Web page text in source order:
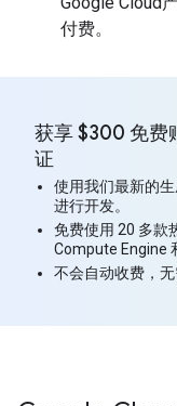
付费。
获享 $300 免费
证
使用我们最新的
进行开发。
免费使用 20 多款
Compute Engine
不会自动收费，无